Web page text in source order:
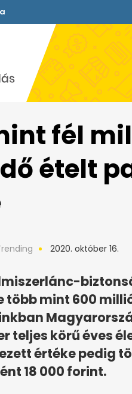
fél
ételt
2020. október 16.
több mint 600
teljes körű éves
értéke pedig
18 000 forint.